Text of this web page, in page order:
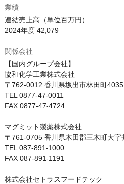
業績
連結売上高（単位百万円）
2024年度 42,079
関係会社
【国内グループ会社】
協和化学工業株式会社
〒762-0012 香川県坂出市林田町4035
TEL 0877-47-0011
FAX 0877-47-4724
マグミット製薬株式会社
〒761-0705 香川県木田郡三木町大字
TEL 087-891-1000
FAX 087-891-1191
株式会社セトラスフードテック